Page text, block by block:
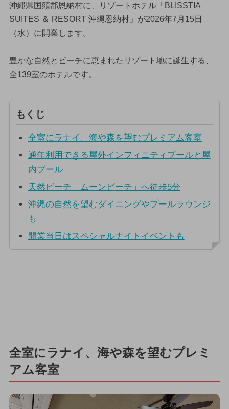
沖縄県国頭郡恩納村に、リゾートホテル「BLISSTIA
SUITES ＆ RESORT 沖縄恩納村」が2026年7月15日
（水）に開業します。
豊かな自然とビーチに恵まれたリゾート地に誕生する、
全139室のホテルです。
もくじ
全室にラナイ、海や森を望むプレミアム客室
通年利用できる屋外インフィニティプールと屋
内プール
天然ビーチ「ムーンビーチ」へ徒歩5分
沖縄の自然を望むダイニングやプールラウンジ
も
開業当日はスペシャルナイトイベントも
全室にラナイ、海や森を望むプレミ
アム客室